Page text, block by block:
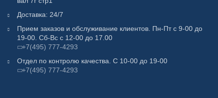
Доставка: 24/7
Прием заказов и обслуживание клиентов. Пн-Пт с 9-00 до
19-00. Сб-Вс с 12-00 до 17.00
+7(495) 777-4293
Отдел по контролю качества. С 10-00 до 19-00
+7(495) 777-4293